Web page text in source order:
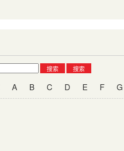
搜索 搜索
A B C D E F G